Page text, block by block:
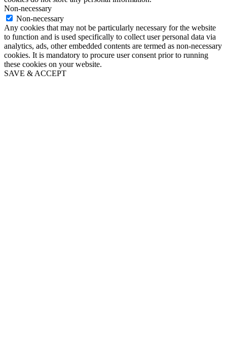
Non-necessary
Non-necessary
Any cookies that may not be particularly necessary for the website
to function and is used specifically to collect user personal data via
analytics, ads, other embedded contents are termed as non-necessary
cookies. It is mandatory to procure user consent prior to running
these cookies on your website.
SAVE & ACCEPT